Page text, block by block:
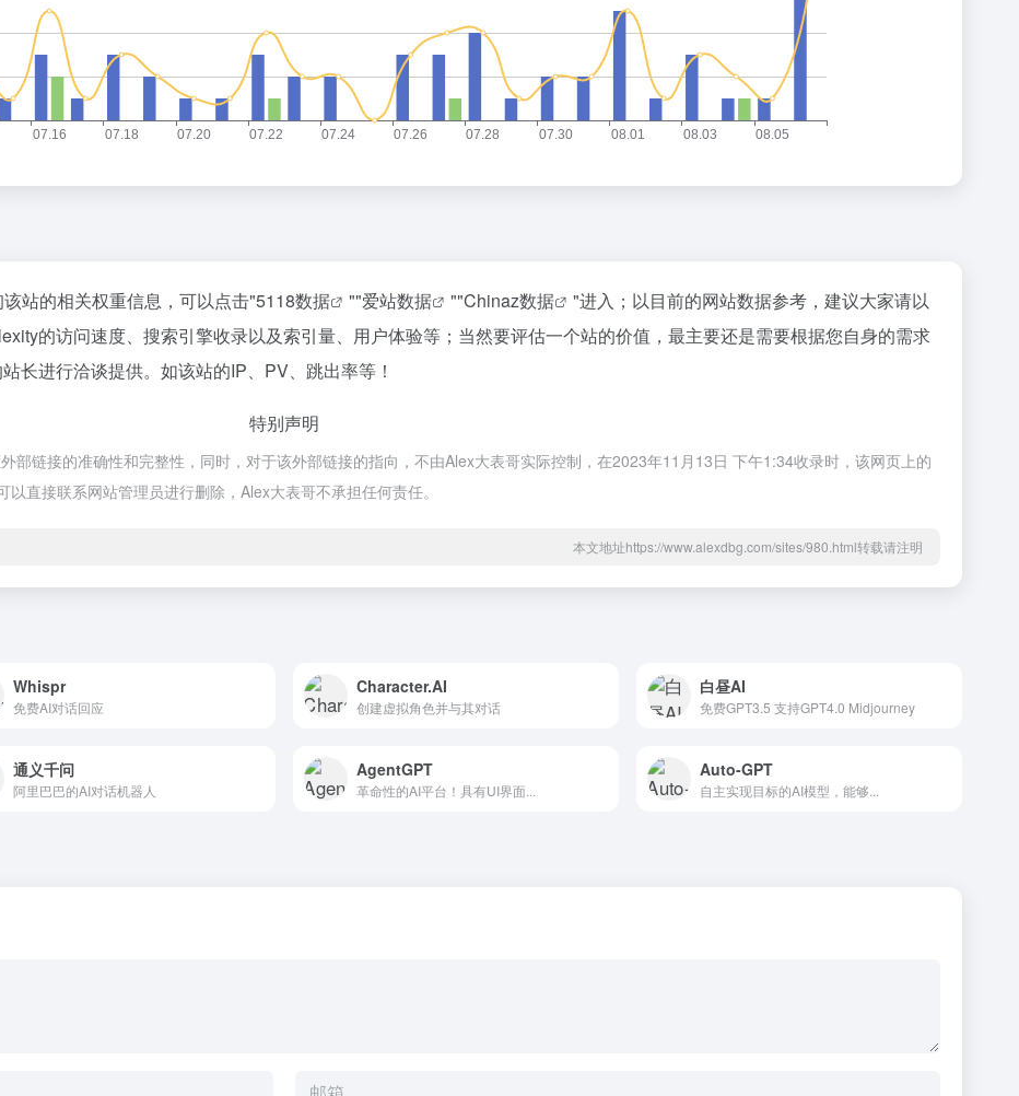
站的相关权重信息，可以点击"5118数据 ""爱站数据 ""Chinaz数据
"进入；以目前的网站数据参考，建议大家请以
的访问速度、搜索引擎收录以及索引量、用户体验等；当然要评估一个站的价值，最主要还是需要根据您自身的需求
长进行洽谈提供。如该站的IP、PV、跳出率等！
特别声明
部链接的准确性和完整性，同时，对于该外部链接的指向，不由Alex大表哥实际控制，在2023年11月13日 下午1:34收录时，该网页上的
直接联系网站管理员进行删除，Alex大表哥不承担任何责任。
本文地址https://www.alexdbg.com/sites/980.html转载请注明
Whispr
免费AI对话回应
Character.AI
创建虚拟角色并与其对话
白昼AI
免费GPT3.5 支持GPT4.0 Midjourney
通义千问
阿里巴巴的AI对话机器人
AgentGPT
革命性的AI平台！具有UI界面...
Auto-GPT
自主实现目标的AI模型，能够...